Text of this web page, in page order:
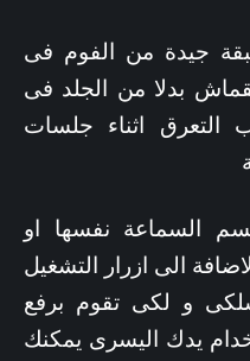
جيدة من الفوم فى
بدلا من الجلد فى
التعرق اثناء جلسات
السماعة نفسها او
الى ازرار التشغيل
و لكى تقوم برفع
يدك اليسرى يمكنك